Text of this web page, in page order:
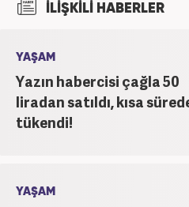
İLİŞKİLİ HABERLER
YAŞAM
Yazın habercisi çağla 50
liradan satıldı, kısa
tükendi!
YAŞAM